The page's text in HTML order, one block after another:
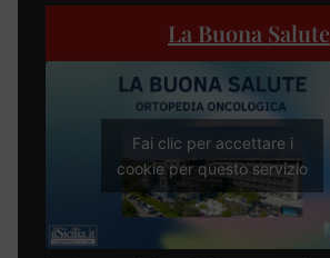
La Buona Salute
Fai clic per accettare i
cookie per questo servizio